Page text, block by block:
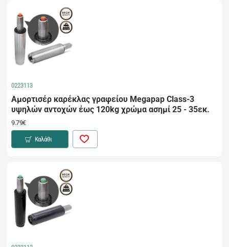
0223113
Αμορτισέρ καρέκλας γραφείου Megapap Class-3
υψηλών αντοχών έως 120kg χρώμα ασημί 25 - 35εκ.
9.79€
Καλάθι